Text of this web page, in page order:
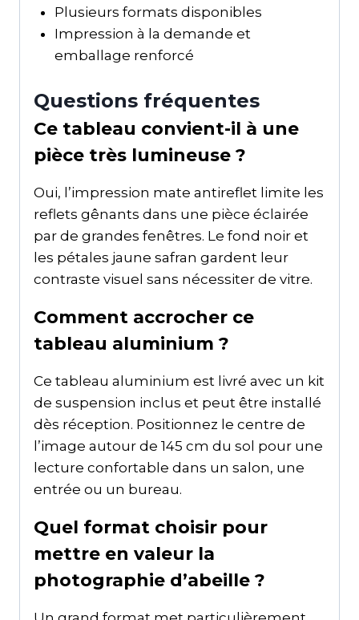
Plusieurs formats disponibles
Impression à la demande et
emballage renforcé
Questions fréquentes
Ce tableau convient-il à une
pièce très lumineuse ?
Oui, l’impression mate antireflet limite les
reflets gênants dans une pièce éclairée
par de grandes fenêtres. Le fond noir et
les pétales jaune safran gardent leur
contraste visuel sans nécessiter de vitre.
Comment accrocher ce
tableau aluminium ?
Ce tableau aluminium est livré avec un kit
de suspension inclus et peut être installé
dès réception. Positionnez le centre de
l’image autour de 145 cm du sol pour une
lecture confortable dans un salon, une
entrée ou un bureau.
Quel format choisir pour
mettre en valeur la
photographie d’abeille ?